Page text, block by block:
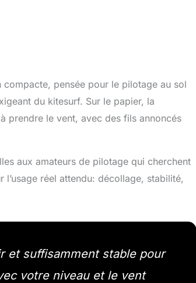
pensée pour le pilotage au sol
du kitesurf. Sur le papier, la
prendre le vent, avec des fils annoncés
aux amateurs de pilotage qui cherchent
réel attendu: décollage, stabilité,
et suffisamment stable pour
votre niveau et le vent